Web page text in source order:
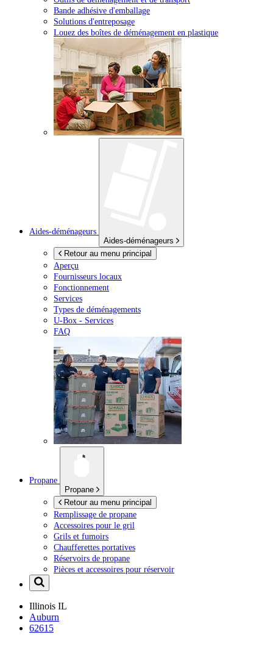
Bande adhésive d'emballage
Solutions d'entreposage
Louez des boîtes de déménagement en plastique
Aides-déménageurs
Aides-déménageurs
Retour au menu principal
Aperçu
Fournisseurs locaux
Fonctionnement
Services
Types de déménagements
U-Box - Services
FAQ
Propane
Propane
Retour au menu principal
Remplissage de propane
Accessoires pour le gril
Grils et fumoirs
Chaufferettes portatives
Réservoirs de propane
Pièces et accessoires pour réservoir
Illinois IL
Auburn
62615